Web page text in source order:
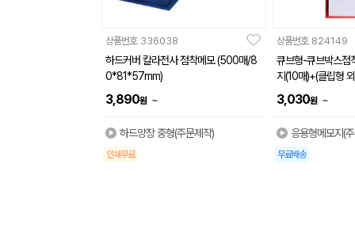
상품번호 336038
하드커버 칼라전사 점착메모 (500매/8
0*81*57mm)
3,890원 ~
하드양장 중형(주문제작)
인쇄무료
상품번호 824149
큐브형-큐브박스점
지(10매)+(클립형
3,030원 ~
응용형메모지(
무료배송